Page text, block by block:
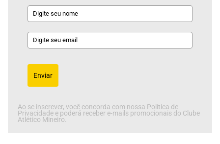
Enviar
Ao se inscrever, você concorda com nossa Política de
Privacidade e poderá receber e-mails promocionais do Clube
Atlético Mineiro.